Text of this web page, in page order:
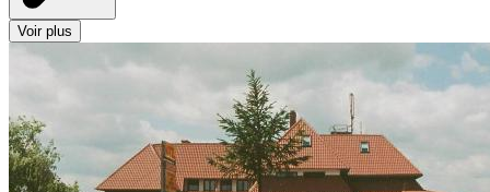
Voir plus